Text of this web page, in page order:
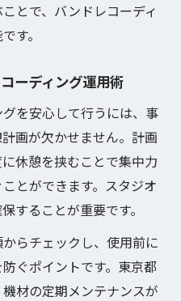
とで、バンドレコーディ
す。
ーディング運用術
を安心して行うには、事
画が欠かせません。計画
休憩を挟むことで集中力
とができます。スタジオ
することが重要です。
らチェックし、使用前に
ぐポイントです。東京都
材の定期メンテナンスが